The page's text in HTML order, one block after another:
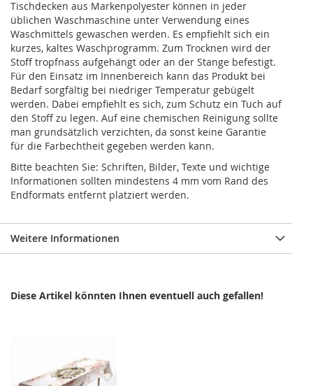
Tischdecken aus Markenpolyester können in jeder
üblichen Waschmaschine unter Verwendung eines
Waschmittels gewaschen werden. Es empfiehlt sich ein
kurzes, kaltes Waschprogramm. Zum Trocknen wird der
Stoff tropfnass aufgehängt oder an der Stange befestigt.
Für den Einsatz im Innenbereich kann das Produkt bei
Bedarf sorgfältig bei niedriger Temperatur gebügelt
werden. Dabei empfiehlt es sich, zum Schutz ein Tuch auf
den Stoff zu legen. Auf eine chemischen Reinigung sollte
man grundsätzlich verzichten, da sonst keine Garantie
für die Farbechtheit gegeben werden kann.
Bitte beachten Sie: Schriften, Bilder, Texte und wichtige
Informationen sollten mindestens 4 mm vom Rand des
Endformats entfernt platziert werden.
Weitere Informationen
Diese Artikel könnten Ihnen eventuell auch gefallen!